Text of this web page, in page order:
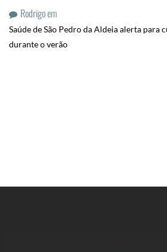
Rodrigoem
Saúde de São Pedro da Aldeia alerta para
durante o verão